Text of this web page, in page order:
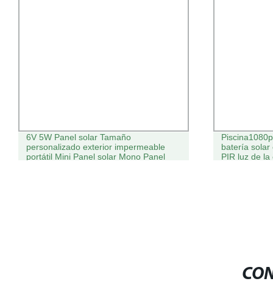
6V 5W Panel solar Tamaño
personalizado exterior impermeable
portátil Mini Panel solar Mono Panel
batería solar
PIR luz de